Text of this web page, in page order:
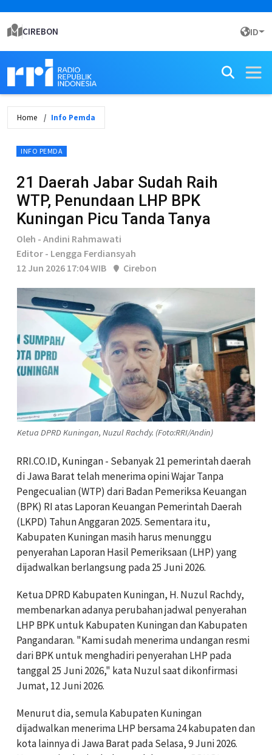
CIREBON ID
Home Info Pemda
INFO PEMDA
21 Daerah Jabar Sudah Raih
WTP, Penundaan LHP BPK
Kuningan Picu Tanda Tanya
Oleh - Andini Rahmawati
Editor - Lengga Ferdiansyah
12 Jun 2026 17:04 WIB
Cirebon
Ketua DPRD Kuningan, Nuzul Rachdy. (Foto:RRI/Andin)
RRI.CO.ID, Kuningan - Sebanyak 21 pemerintah daerah
di Jawa Barat telah menerima opini Wajar Tanpa
Pengecualian (WTP) dari Badan Pemeriksa Keuangan
(BPK) RI atas Laporan Keuangan Pemerintah Daerah
(LKPD) Tahun Anggaran 2025. Sementara itu,
Kabupaten Kuningan masih harus menunggu
penyerahan Laporan Hasil Pemeriksaan (LHP) yang
dijadwalkan berlangsung pada 25 Juni 2026.
Ketua DPRD Kabupaten Kuningan, H. Nuzul Rachdy,
membenarkan adanya perubahan jadwal penyerahan
LHP BPK untuk Kabupaten Kuningan dan Kabupaten
Pangandaran. "Kami sudah menerima undangan resmi
dari BPK untuk menghadiri penyerahan LHP pada
tanggal 25 Juni 2026," kata Nuzul saat dikonfirmasi
Jumat, 12 Juni 2026.
Menurut dia, semula Kabupaten Kuningan
dijadwalkan menerima LHP bersama 24 kabupaten dan
kota lainnya di Jawa Barat pada Selasa, 9 Juni 2026.